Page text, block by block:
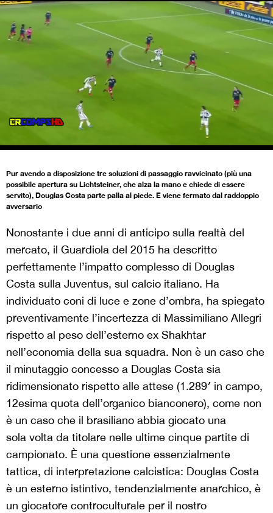
Pur avendo a disposizione tre soluzioni di passaggio ravvicinato (più una
possibile apertura su Lichtsteiner, che alza la mano e chiede di essere
servito), Douglas Costa parte palla al piede. E viene fermato dal raddoppio
avversario
Nonostante i due anni di anticipo sulla realtà del
mercato, il Guardiola del 2015 ha descritto
perfettamente l’impatto complesso di Douglas
Costa sulla Juventus, sul calcio italiano. Ha
individuato coni di luce e zone d’ombra, ha spiegato
preventivamente l’incertezza di Massimiliano Allegri
rispetto al peso dell’esterno ex Shakhtar
nell’economia della sua squadra. Non è un caso che
il minutaggio concesso a Douglas Costa sia
ridimensionato rispetto alle attese (1.289′ in campo,
12esima quota dell’organico bianconero), come non
è un caso che il brasiliano abbia giocato una
sola volta da titolare nelle ultime cinque partite di
campionato. È una questione essenzialmente
tattica, di interpretazione calcistica: Douglas Costa
è un esterno istintivo, tendenzialmente anarchico, è
un giocatore controculturale per il nostro